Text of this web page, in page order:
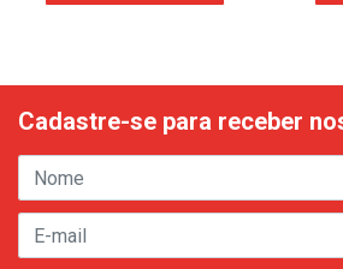
Cadastre-se para receber